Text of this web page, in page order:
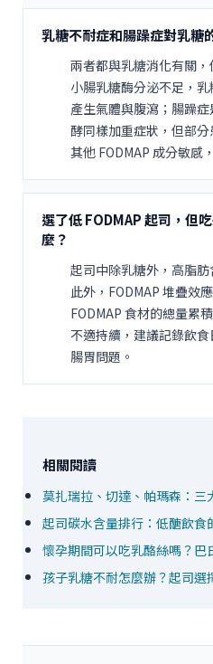
乳糖不耐症和腸躁症對乳糖
兩者都與乳糖消化有關
小腸乳糖酶分泌不足，
產生氣體與腹瀉；腸躁
酵同樣加重症狀，但部
其他 FODMAP 成分敏感
選了低 FODMAP 起司，但
麼？
起司中除乳糖外，高脂
此外，FODMAP 堆疊效
FODMAP 食材的總量累
不適持續，建議記錄飲
腸胃問題。
相關閱讀
莫扎瑞拉、切達、帕瑪森：三
起司碳水含量排行：低醣飲食
懷孕期間可以吃乳酪絲嗎？巴
孩子乳糖不耐怎麼辦？起司選